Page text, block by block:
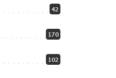
42
170
102